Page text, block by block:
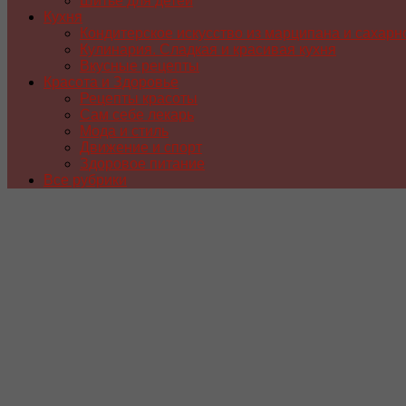
Кухня
Кондитерское искусство из марципана и
Кулинария. Сладкая и красивая кухня
Вкусные рецепты
Красота и Здоровье
Рецепты красоты
Сам себе лекарь
Мода и стиль
Движение и спорт
Здоровое питание
Все рубрики